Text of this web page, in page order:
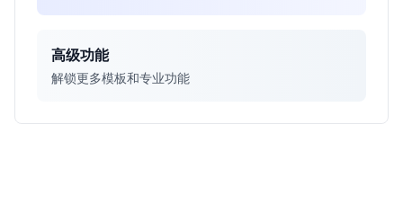
高级功能
解锁更多模板和专业功能